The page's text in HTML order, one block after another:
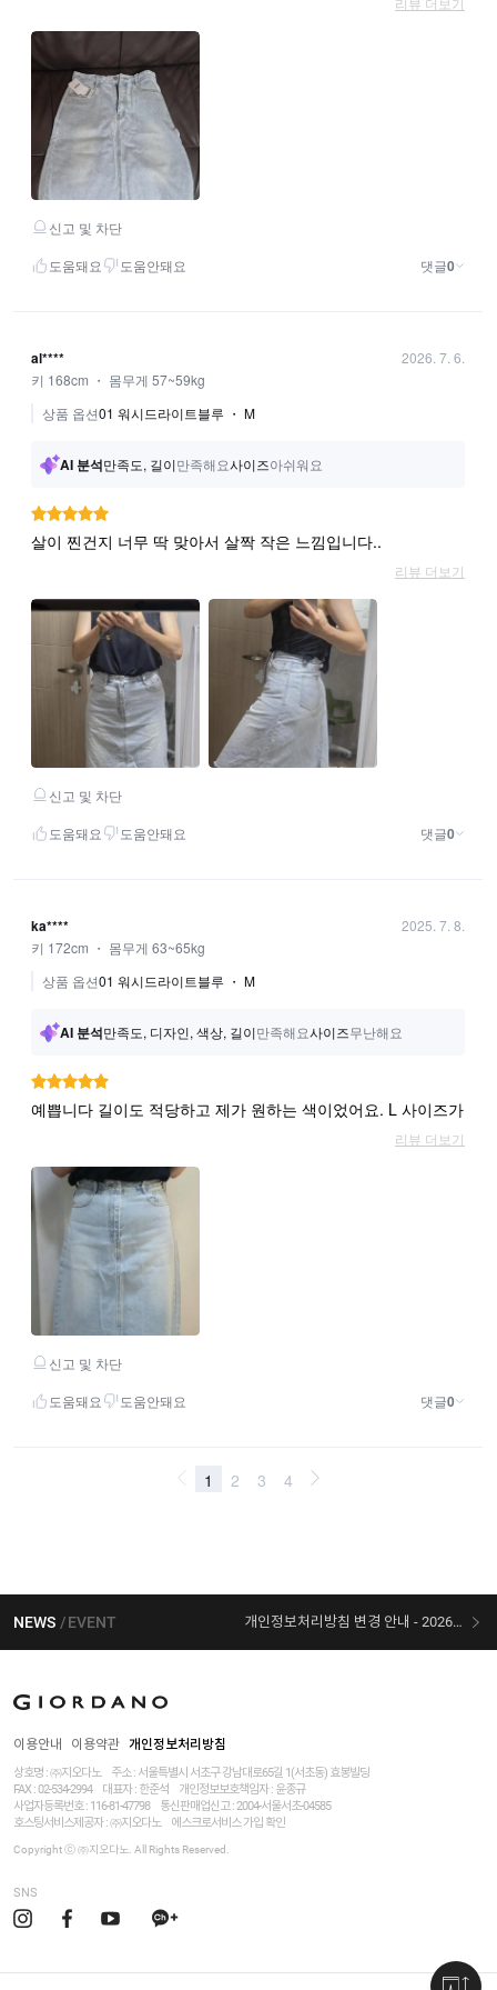
NEWS EVENT 개인정보처리방침 변경 안내 - 2026/07/30 시행
이용안내 이용약관 개인정보처리방침
상호명 : ㈜지오다노
주소 : 서울특별시 서초구 강남대로65길 1(서초동) 효봉빌딩
FAX : 02-534-2994
대표자 : 한준석 개인정보보호책임자 : 윤종규
사업자등록번호 : 116-81-47798
통신판매업신고 : 2004-서울서초-04585
호스팅서비스제공자 : ㈜지오다노
에스크로서비스 가입 확인
Copyright ⓒ ㈜지오다노. All Rights Reserved.
SNS